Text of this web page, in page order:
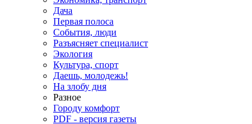
Дача
Первая полоса
События, люди
Разъясняет специалист
Экология
Культура, спорт
Даешь, молодежь!
На злобу дня
Разное
Городу комфорт
PDF - версия газеты